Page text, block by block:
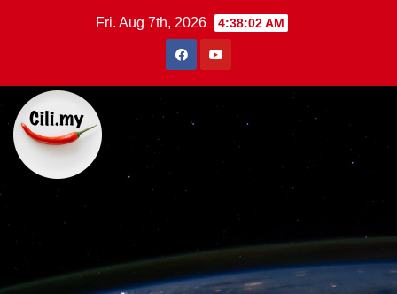
Fri. Aug 7th, 2026 4:38:03 AM